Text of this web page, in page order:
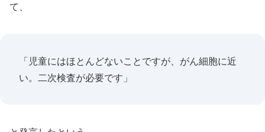
て、
「児童にはほとんどないことですが、がん細胞に近
い。二次検査が必要です」